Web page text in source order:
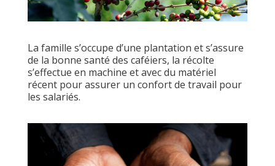
La famille s’occupe d’une plantation et s’assure
de la bonne santé des caféiers, la récolte
s’effectue en machine et avec du matériel
récent pour assurer un confort de travail pour
les salariés.